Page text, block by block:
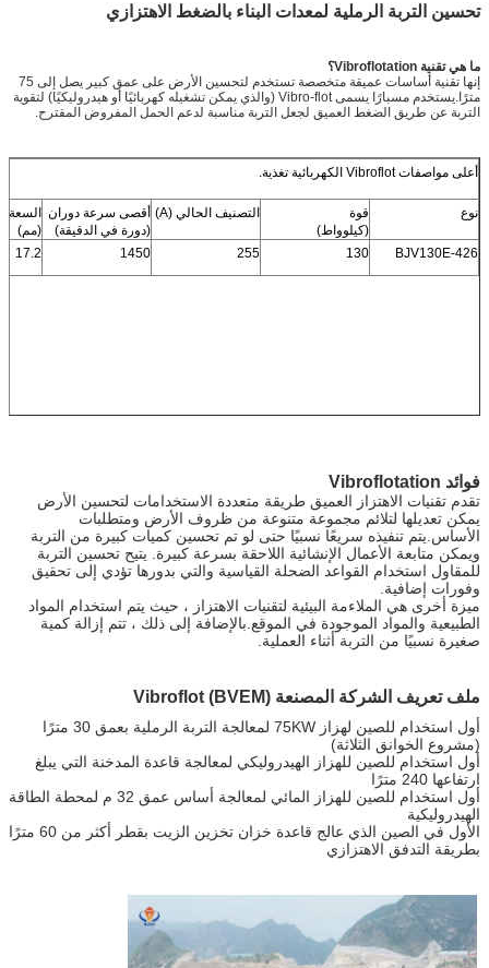
تحسين التربة الرملية لمعدات البناء بالضغط الاهتزازي
ما هي تقنية Vibroflotation؟
إنها تقنية أساسات عميقة متخصصة تستخدم لتحسين الأرض على عمق كبير يصل إلى 75
مترًا.يستخدم مسبارًا يسمى Vibro-flot (والذي يمكن تشغيله كهربائيًا أو هيدروليكيًا) لتقوية
التربة عن طريق الضغط العميق لجعل التربة مناسبة لدعم الحمل المفروض المقترح.
أعلى مواصفات Vibroflot الكهربائية تغذية.
نوع
قوة
(كيلوواط)
التصنيف الحالي (A)
أقصى سرعة دوران
(دورة في الدقيقة)
السعة
(مم)
BJV130E-426
130
255
1450
17.2
فوائد Vibroflotation
تقدم تقنيات الاهتزاز العميق طريقة متعددة الاستخدامات لتحسين الأرض
يمكن تعديلها لتلائم مجموعة متنوعة من ظروف الأرض ومتطلبات
الأساس.يتم تنفيذه سريعًا نسبيًا حتى لو تم تحسين كميات كبيرة من التربة
ويمكن متابعة الأعمال الإنشائية اللاحقة بسرعة كبيرة. يتيح تحسين التربة
للمقاول استخدام القواعد الضحلة القياسية والتي بدورها تؤدي إلى تحقيق
وفورات إضافية.
ميزة أخرى هي الملاءمة البيئية لتقنيات الاهتزاز ، حيث يتم استخدام المواد
الطبيعية والمواد الموجودة في الموقع.بالإضافة إلى ذلك ، تتم إزالة كمية
صغيرة نسبيًا من التربة أثناء العملية.
ملف تعريف الشركة المصنعة Vibroflot (BVEM)
أول استخدام للصين لهزاز 75KW لمعالجة التربة الرملية بعمق 30 مترًا
(مشروع الخوانق الثلاثة)
أول استخدام للصين للهزاز الهيدروليكي لمعالجة قاعدة المدخنة التي يبلغ
ارتفاعها 240 مترًا
أول استخدام للصين للهزاز المائي لمعالجة أساس عمق 32 م لمحطة الطاقة
الهيدروليكية
الأول في الصين الذي عالج قاعدة خزان تخزين الزيت بقطر أكثر من 60 مترًا
بطريقة التدفق الاهتزازي